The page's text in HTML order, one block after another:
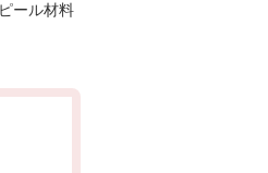
ール材料